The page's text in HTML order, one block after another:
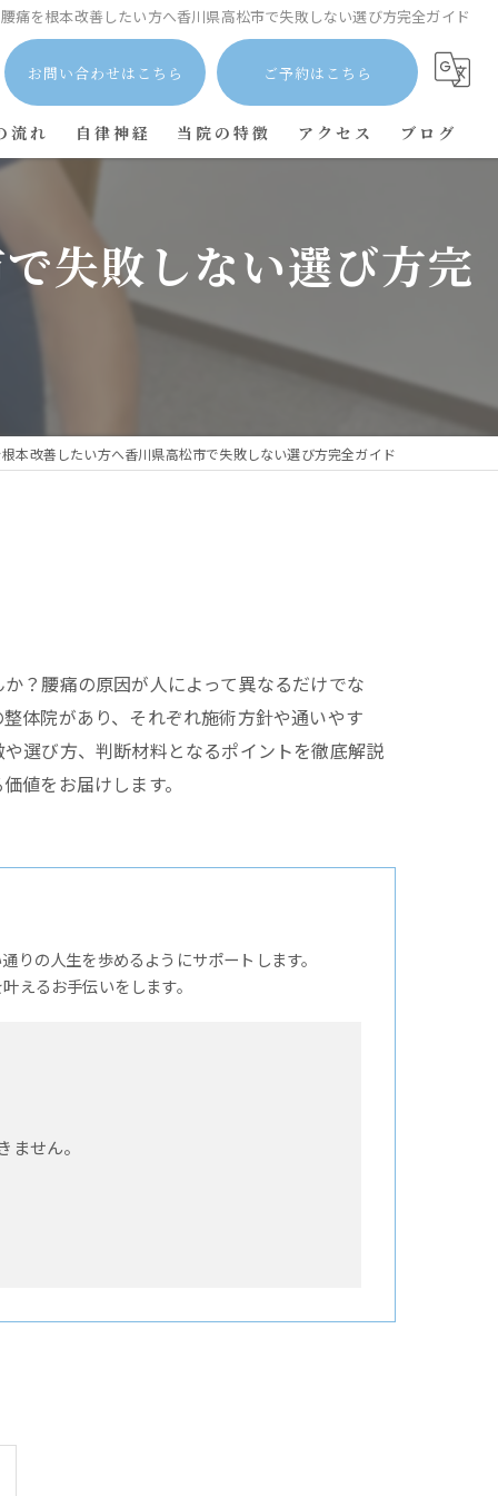
痛を根本改善したい方へ香川県高松市で失敗しない選び方完全ガイド
お問い合わせはこちら ご予約はこちら
流れ 自律神経 当院の特徴
首こり
アクセス ブログ
失敗しない選び方完
本改善したい方へ香川県高松市で失敗しない選び方完全ガイド
？腰痛の原因が人によって異なるだけでな
体院があり、それぞれ施術方針や通いやす
選び方、判断材料となるポイントを徹底解説
値をお届けします。
の人生を歩めるようにサポートします。
えるお手伝いをします。
せん。